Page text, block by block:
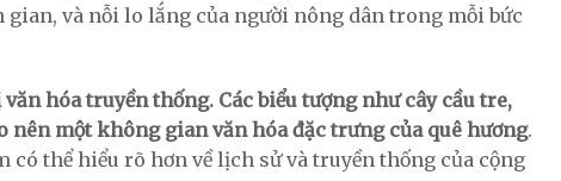
và nỗi lo lắng của người nông dân trong mỗi bức
hóa truyền thống. Các biểu tượng như cây cầu tre,
một không gian văn hóa đặc trưng của quê hương.
thể hiểu rõ hơn về lịch sử và truyền thống của cộng